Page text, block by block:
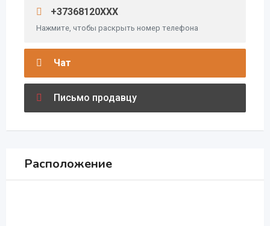
+37368120XXX
Нажмите, чтобы раскрыть номер телефона
Чат
Письмо продавцу
Расположение